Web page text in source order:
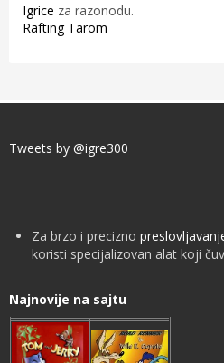
Igrice za razonodu.
Rafting Tarom
Tweets by @igre300
Za brzo i precizno
koristi specijalizovan alat koji
Najnovije na sajtu